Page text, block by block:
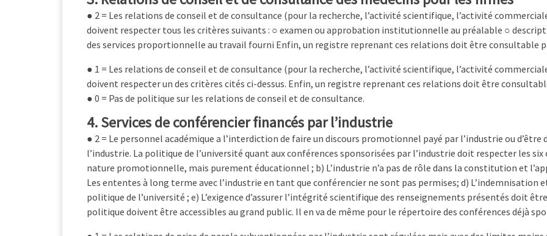
● 2 = Les relations de conseil et de consultance (pour la recherche, l’activité scientifique, l’activité
doivent respecter tous les critères suivants : ○ examen ou approbation institutionnelle au préalable ○
des services proportionnelle au travail fourni Enfin, un registre reprenant ces relations doit être consultable
● 1 = Les relations de conseil et de consultance (pour la recherche, l’activité scientifique, l’activité
doivent respecter un des critères cités ci-dessus. Enfin, un registre reprenant ces relations doit être
● 0 = Pas de politique sur les relations de conseil et de consultance.
4. Services de conférencier financés par l’industrie
● 2 = Le personnel académique a l’interdiction de faire un discours promotionnel payé par l’industrie ou d’être
l’industrie. La politique de l’université quant aux conférences sponsorisées par l’industrie doit respecter les six
nature promotionnelle, mais purement éducationnel ; b) L’industrie n’a pas de rôle dans la constitution et
Les ententes à long terme avec l’industrie en tant que conférencier ne sont pas permises; d)
politique de l’université ; e) L’exigence d’assurer l’intégrité scientifique des renseignements présentés doit
politique doivent être accessibles au grand public. Il en va de même pour le répertoire des conférences déjà